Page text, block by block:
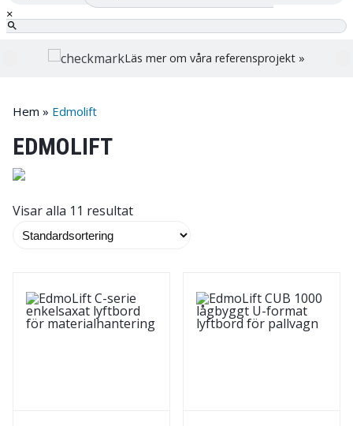
×
Läs mer om våra referensprojekt »
Hem » Edmolift
EDMOLIFT
Visar alla 11 resultat